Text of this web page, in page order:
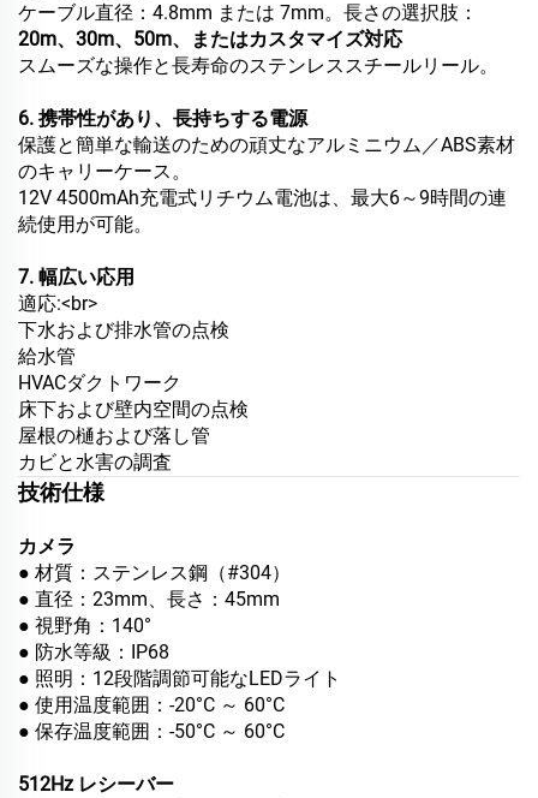
ケーブル直径：4.8mm または 7mm。長さの選択肢：
20m、30m、50m、またはカスタマイズ対応
スムーズな操作と長寿命のステンレススチールリール。
6. 携帯性があり、長持ちする電源
保護と簡単な輸送のための頑丈なアルミニウム／ABS素材
のキャリーケース。
12V 4500mAh充電式リチウム電池は、最大6～9時間の連
続使用が可能。
7. 幅広い応用
適応:<br>
下水および排水管の点検
給水管
HVACダクトワーク
床下および壁内空間の点検
屋根の樋および落し管
カビと水害の調査
技術仕様
カメラ
● 材質：ステンレス鋼（#304）
● 直径：23mm、長さ：45mm
● 視野角：140°
● 防水等級：IP68
● 照明：12段階調節可能なLEDライト
● 使用温度範囲：-20°C ～ 60°C
● 保存温度範囲：-50°C ～ 60°C
512Hz レシーバー